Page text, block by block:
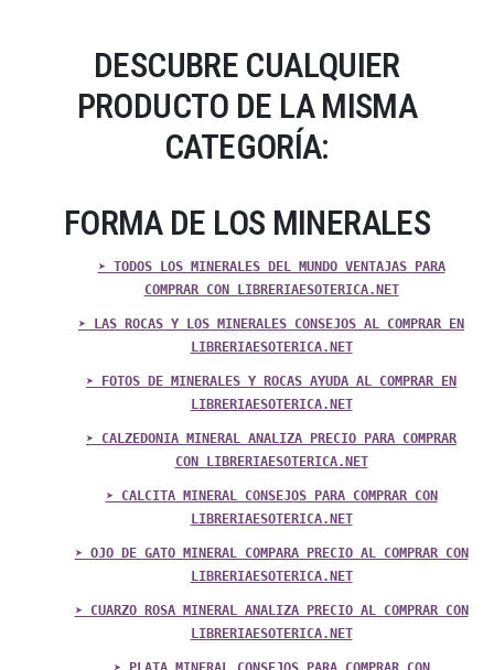
DESCUBRE CUALQUIER
PRODUCTO DE LA MISMA
CATEGORÍA:
FORMA DE LOS MINERALES
➤ TODOS LOS MINERALES DEL MUNDO VENTAJAS PARA
COMPRAR CON LIBRERIAESOTERICA.NET
➤ LAS ROCAS Y LOS MINERALES CONSEJOS AL COMPRAR EN
LIBRERIAESOTERICA.NET
➤ FOTOS DE MINERALES Y ROCAS AYUDA AL COMPRAR EN
LIBRERIAESOTERICA.NET
➤ CALZEDONIA MINERAL ANALIZA PRECIO PARA COMPRAR
CON LIBRERIAESOTERICA.NET
➤ CALCITA MINERAL CONSEJOS PARA COMPRAR CON
LIBRERIAESOTERICA.NET
➤ OJO DE GATO MINERAL COMPARA PRECIO AL COMPRAR CON
LIBRERIAESOTERICA.NET
➤ CUARZO ROSA MINERAL ANALIZA PRECIO AL COMPRAR CON
LIBRERIAESOTERICA.NET